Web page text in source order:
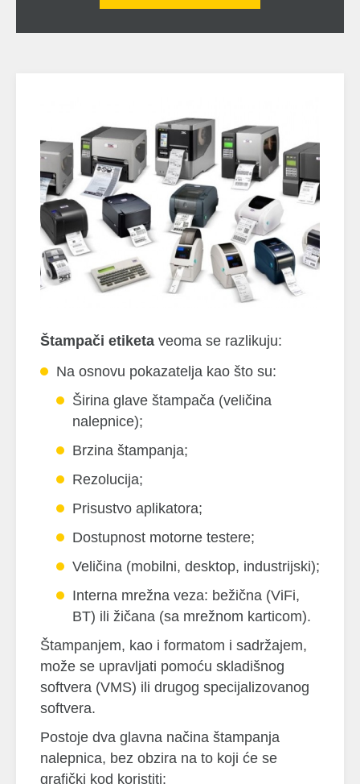
Štampači etiketa veoma se razlikuju:
Na osnovu pokazatelja kao što su:
Širina glave štampača (veličina
nalepnice);
Brzina štampanja;
Rezolucija;
Prisustvo aplikatora;
Dostupnost motorne testere;
Veličina (mobilni, desktop, industrijski);
Interna mrežna veza: bežična (ViFi,
BT) ili žičana (sa mrežnom karticom).
Štampanjem, kao i formatom i sadržajem,
može se upravljati pomoću skladišnog
softvera (VMS) ili drugog specijalizovanog
softvera.
Postoje dva glavna načina štampanja
nalepnica, bez obzira na to koji će se
grafički kod koristiti: